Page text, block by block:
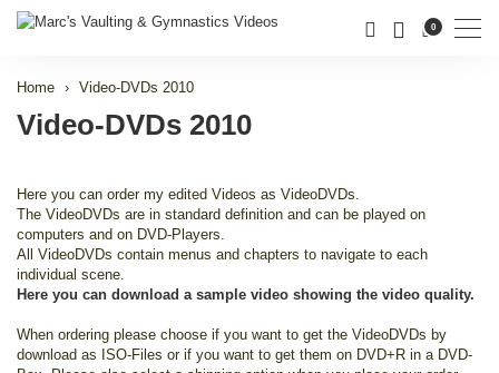
0
Home Video-DVDs 2010
Video-DVDs 2010
Here you can order my edited Videos as VideoDVDs.
The VideoDVDs are in standard definition and can be played on
computers and on DVD-Players.
All VideoDVDs contain menus and chapters to navigate to each
individual scene.
Here you can download a sample video showing the video quality.
When ordering please choose if you want to get the VideoDVDs by
download as ISO-Files or if you want to get them on DVD+R in a DVD-